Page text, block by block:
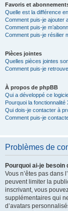
Favoris et
Quelle est la différence
Comment puis-je ajouter
Comment puis-je
Comment puis-je résilier
Pièces jointes
Quelles pièces jointes
Comment puis-je
À propos de phpBB
Qui a développé ce
Pourquoi la fonctionnalité
Qui dois-je contacter à
Comment puis-je
Problèmes de
Pourquoi ai-je besoin
Vous n’êtes pas dans
peuvent limiter la
inscrivant, vous
supplémentaires qui
d’avatars